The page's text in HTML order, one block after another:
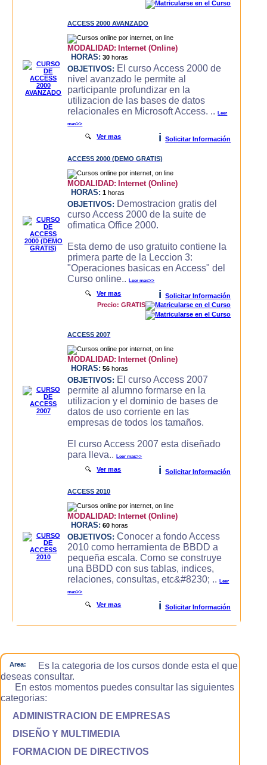
ACCESS 2000 AVANZADO
MODALIDAD: Internet (Online)
HORAS: 30 horas
OBJETIVOS: El curso Access 2000 de
nivel avanzado le permite al
participante profundizar en la
utilizacion de las bases de datos
relacionales en Microsoft Access. ..Leer
mas>>
🔍Ver mas i Solicitar Información
ACCESS 2000 (DEMO GRATIS)
MODALIDAD: Internet (Online)
HORAS: 1 horas
OBJETIVOS: Demostracion gratis del
curso Access 2000 de la suite de
ofimatica Office 2000.
Esta demo de uso gratuito contiene la
primera parte de la Leccion 3:
"Operaciones basicas en Access" del
Curso online..Leer mas>>
🔍Ver mas i
Solicitar Información
Precio: GRATIS
ACCESS 2007
MODALIDAD: Internet (Online)
HORAS: 56 horas
OBJETIVOS: El curso Access 2007
permite al alumno formarse en la
utilizacion y el dominio de bases de
datos de uso corriente en las
empresas de todos los tamaños.
El curso Access 2007 esta diseñado
para lleva..Leer mas>>
🔍Ver mas i Solicitar Información
ACCESS 2010
MODALIDAD: Internet (Online)
HORAS: 60 horas
OBJETIVOS: Conocer a fondo Access
2010 como herramienta de BBDD a
pequeña escala. Como se construye
una BBDD con sus tablas, indices,
relaciones, consultas, etc&#8230; ..Leer
mas>>
🔍Ver mas i Solicitar Información
Area:
Es la categoria de los cursos donde esta el que
deseas consultar.
En estos momentos puedes consultar las siguientes
categorias:
ADMINISTRACION DE EMPRESAS
DISEÑO Y MULTIMEDIA
FORMACION DE DIRECTIVOS